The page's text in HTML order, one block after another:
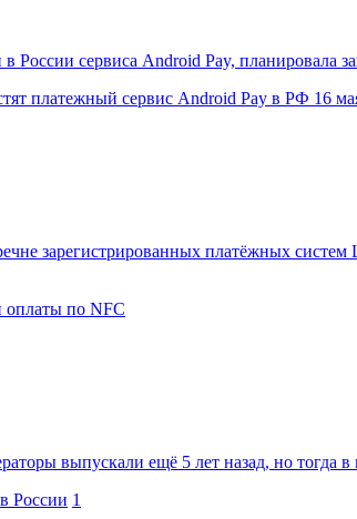
сервиса Android Pay, планировала
платежный сервис Android Pay в РФ 16
зарегистрированных платёжных
оплаты по NFC
выпускали ещё 5 лет назад, но тогда
России 1